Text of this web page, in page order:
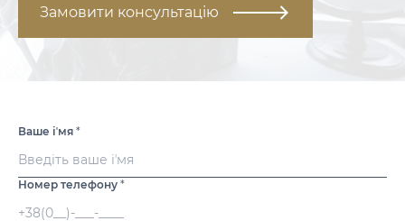
Замовити консультацію
Ваше іʼмя *
Номер телефону *